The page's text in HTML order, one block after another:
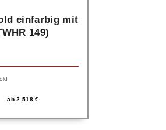
einfarbig mit
149)
ab2.518€